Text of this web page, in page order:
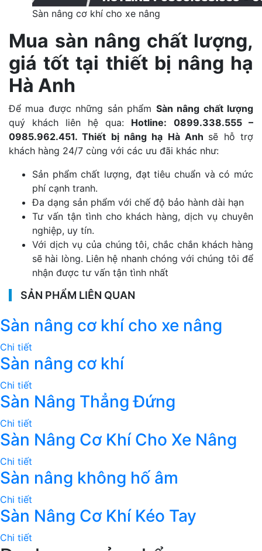
Sàn nâng cơ khí cho xe nâng
Mua sàn nâng chất lượng,
giá tốt tại thiết bị nâng hạ
Hà Anh
Để mua được những sản phẩm Sàn nâng chất lượng
quý khách liên hệ qua: Hotline:
0899.338.555 –
0985.962.451. Thiết bị nâng hạ Hà Anh sẽ hỗ trợ
khách hàng 24/7 cùng với các ưu đãi khác như:
Sản phẩm chất lượng, đạt tiêu chuẩn và có mức
phí cạnh tranh.
Đa dạng sản phẩm với chế độ bảo hành dài hạn
Tư vấn tận tình cho khách hàng, dịch vụ chuyên
nghiệp, uy tín.
Với dịch vụ của chúng tôi, chắc chắn khách hàng
sẽ hài lòng. Liên hệ nhanh chóng với chúng tôi để
nhận được tư vấn tận tình nhất
SẢN PHẨM LIÊN QUAN
Sàn nâng cơ khí cho xe nâng
Chi tiết
Sàn nâng cơ khí
Chi tiết
Sàn Nâng Thẳng Đứng
Chi tiết
Sàn Nâng Cơ Khí Cho Xe Nâng
Chi tiết
Sàn nâng không hố âm
Chi tiết
Sàn Nâng Cơ Khí Kéo Tay
Chi tiết